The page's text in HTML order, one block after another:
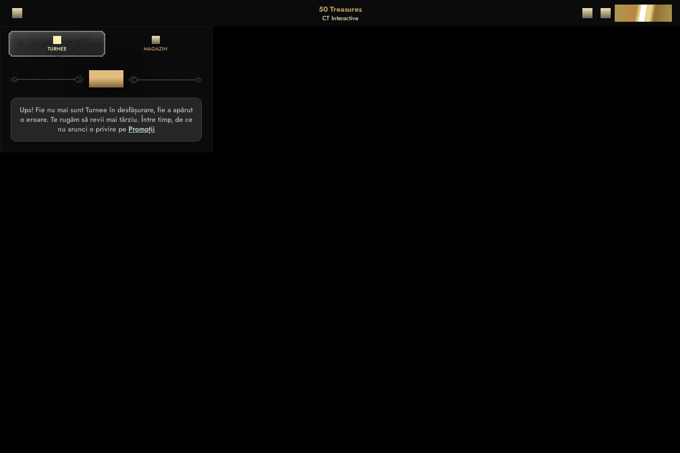
50 Treasures
CT Interactive DEPUNERE
TURNEE MAGAZIN
TURNEE
Ups! Fie nu mai sunt Turnee în desfășurare, fie a apărut
o eroare. Te rugăm să revii mai târziu. Între timp, de ce
nu arunci o privire pe Promoții